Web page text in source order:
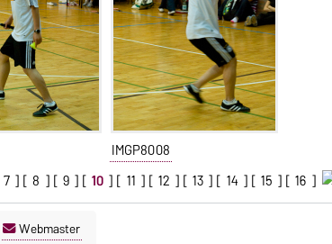
IMGP8008
7 ] [ 8 ] [ 9 ] [ 10 ] [ 11 ] [ 12 ] [ 13 ] [ 14 ] [ 15 ] [ 16 ]
Webmaster